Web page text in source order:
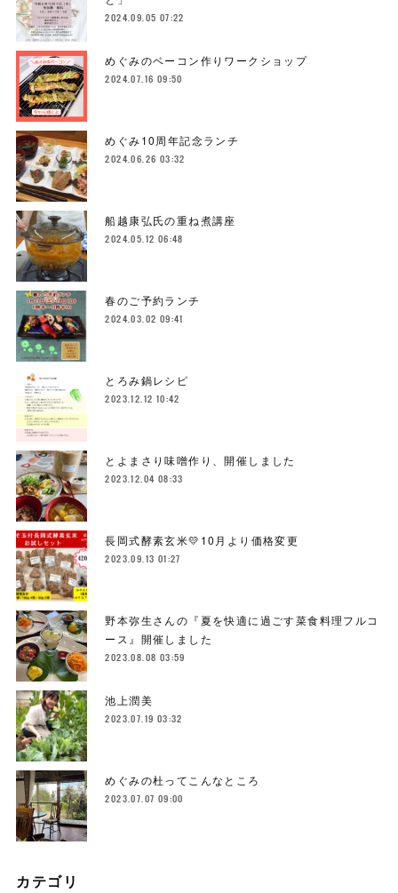
2024.09.05 07:22
めぐみのベーコン作りワークショップ
2024.07.16 09:50
めぐみ10周年記念ランチ
2024.06.26 03:32
船越康弘氏の重ね煮講座
2024.05.12 06:48
春のご予約ランチ
2024.03.02 09:41
とろみ鍋レシピ
2023.12.12 10:42
とよまさり味噌作り、開催しました
2023.12.04 08:33
長岡式酵素玄米💛10月より価格変更
2023.09.13 01:27
野本弥生さんの『夏を快適に過ごす菜食料理フルコ
ース』開催しました
2023.08.08 03:59
池上潤美
2023.07.19 03:32
めぐみの杜ってこんなところ
2023.07.07 09:00
カテゴリ